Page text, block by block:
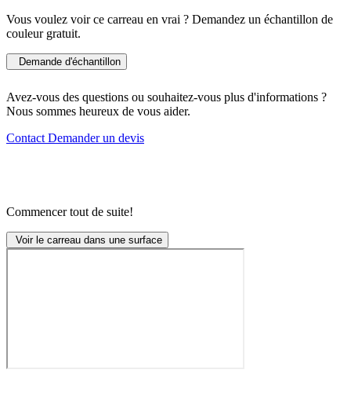
Vous voulez voir ce carreau en vrai ? Demandez un échantillon de
couleur gratuit.
Demande d'échantillon
Avez-vous des questions ou souhaitez-vous plus d'informations ?
Nous sommes heureux de vous aider.
Contact Demander un devis
Commencer tout de suite!
Voir le carreau dans une surface